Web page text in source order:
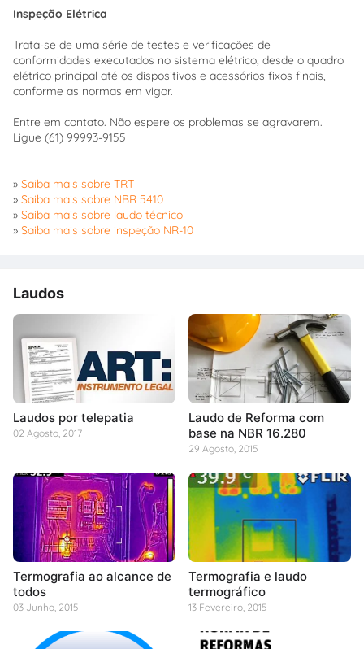
Inspeção Elétrica
Trata-se de uma série de testes e verificações de
conformidades executados no sistema elétrico, desde o quadro
elétrico principal até os dispositivos e acessórios fixos finais,
conforme as normas em vigor.
Entre em contato. Não espere os problemas se agravarem.
Ligue (61) 99993-9155
» Saiba mais sobre TRT
» Saiba mais sobre NBR 5410
» Saiba mais sobre laudo técnico
» Saiba mais sobre inspeção NR-10
Laudos
Laudos por telepatia
02 Agosto, 2017
Laudo de Reforma com
base na NBR 16.280
29 Agosto, 2015
Termografia ao alcance de
todos
03 Junho, 2015
Termografia e laudo
termográfico
13 Fevereiro, 2015